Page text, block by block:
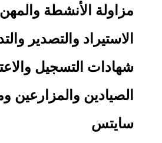
مزاولة الأنشطة والمهن
الاستيراد والتصدير
شهادات التسجيل
الصيادين والمزارعين
سايتس